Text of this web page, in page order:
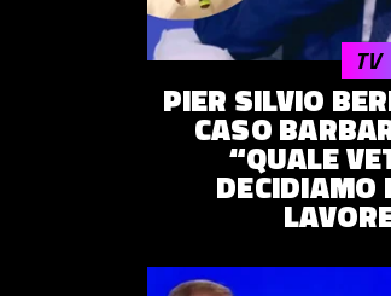
© 2014–2026Trash Italiano- Tutti i
C.F./P.IVA 15477041006 - Capitale
PIER SILVIO
CASO
“QUALE
DECIDIAMO
TV